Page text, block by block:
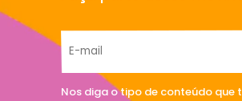
Nos diga o tipo de conteúdo que